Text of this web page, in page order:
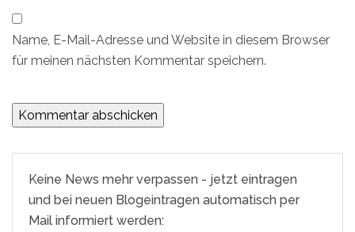
Name, E-Mail-Adresse und Website in diesem Browser
für meinen nächsten Kommentar speichern.
Keine News mehr verpassen - jetzt eintragen
und bei neuen Blogeintragen automatisch per
Mail informiert werden: